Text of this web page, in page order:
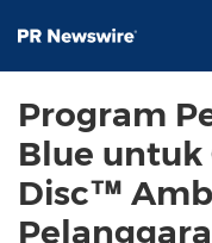
Program
Blue untuk
Disc™